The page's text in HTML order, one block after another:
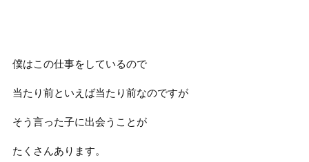
僕はこの仕事をしているので
当たり前といえば当たり前なのですが
そう言った子に出会うことが
たくさんあります。